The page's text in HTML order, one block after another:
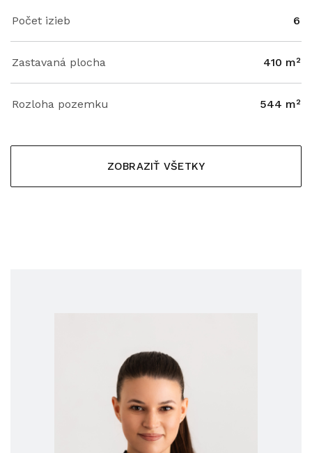
Počet izieb 6
Zastavaná plocha 410 m²
Rozloha pozemku 544 m²
ZOBRAZIŤ VŠETKY